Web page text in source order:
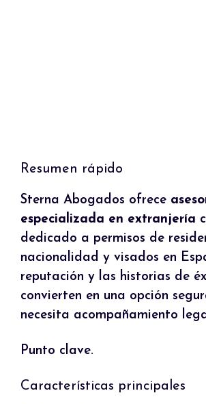
Resumen rápido
Sterna Abogados ofrece
especializada en extranjería
dedicado a permisos de
nacionalidad y visados en
reputación y las historias de
convierten en una opción
necesita acompañamiento
Punto clave.
Características principales